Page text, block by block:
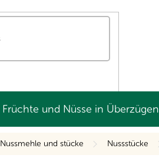
Früchte und Nüsse in Überzügen
Nussmehle und stücke Nussstücke